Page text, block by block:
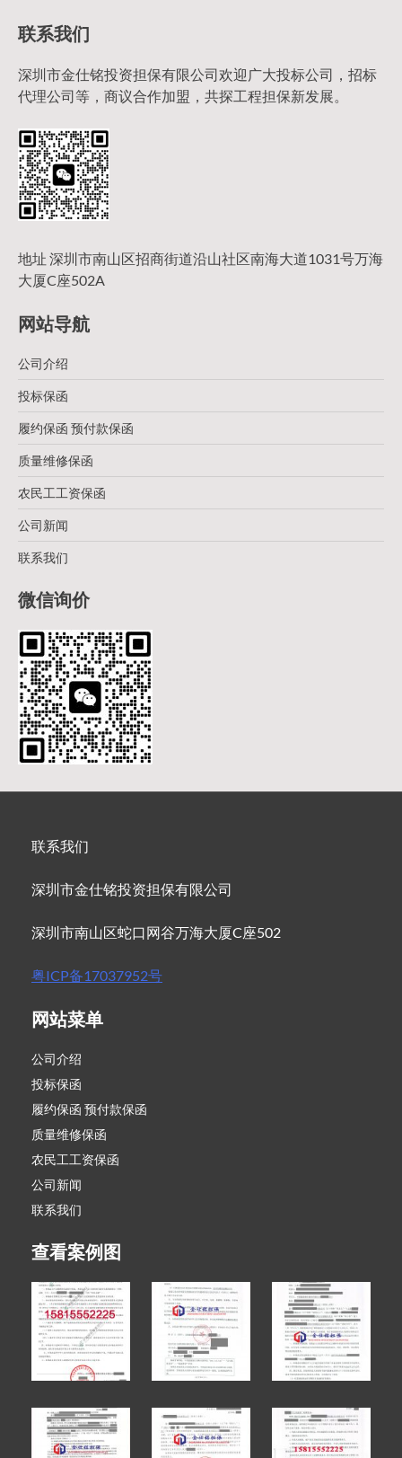
联系我们
深圳市金仕铭投资担保有限公司欢迎广大投标公司，招标
代理公司等，商议合作加盟，共探工程担保新发展。
地址 深圳市南山区招商街道沿山社区南海大道1031号万海
大厦C座502A
网站导航
公司介绍
投标保函
履约保函 预付款保函
质量维修保函
农民工工资保函
公司新闻
联系我们
微信询价
联系我们
深圳市金仕铭投资担保有限公司
深圳市南山区蛇口网谷万海大厦C座502
粤ICP备17037952号
网站菜单
公司介绍
投标保函
履约保函 预付款保函
质量维修保函
农民工工资保函
公司新闻
联系我们
查看案例图